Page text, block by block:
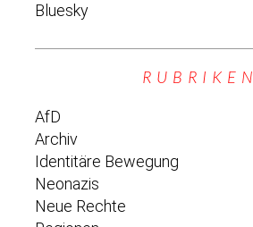
Bluesky
RUBRIKEN
AfD
Archiv
Identitäre Bewegung
Neonazis
Neue Rechte